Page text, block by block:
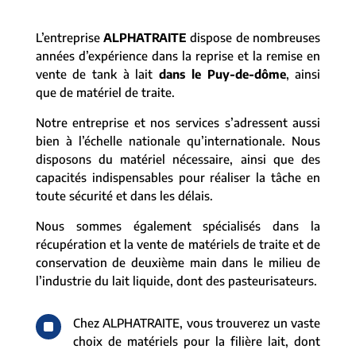
L’entrepriseALPHATRAITE dispose de nombreuses
années d’expérience dans la reprise et la remise en
vente de tank à laitdans le Puy-de-dôme, ainsi
que de matériel de traite.
Notre entreprise et nos services s’adressent aussi
bien à l’échelle nationale qu’internationale. Nous
disposons du matériel nécessaire, ainsi que des
capacités indispensables pour réaliser la tâche en
toute sécurité et dans les délais.
Nous sommes également spécialisés dans la
récupération et la vente de matériels de traite et de
conservation de deuxième main dans le milieu de
l’industrie du lait liquide, dont des pasteurisateurs.
^
Chez ALPHATRAITE, vous trouverez un vaste
choix de matériels pour la filière lait, dont